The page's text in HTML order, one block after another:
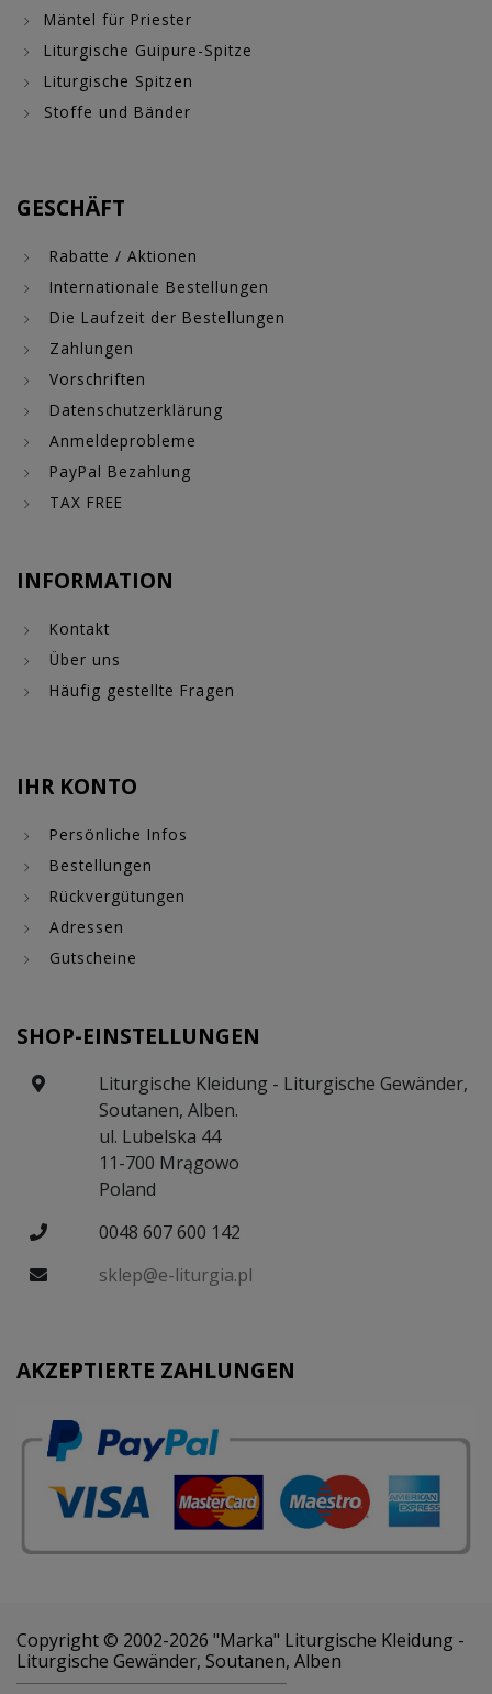
Mäntel für Priester
Liturgische Guipure-Spitze
Liturgische Spitzen
Stoffe und Bänder
GESCHÄFT
Rabatte / Aktionen
Internationale Bestellungen
Die Laufzeit der Bestellungen
Zahlungen
Vorschriften
Datenschutzerklärung
Anmeldeprobleme
PayPal Bezahlung
TAX FREE
INFORMATION
Kontakt
Über uns
Häufig gestellte Fragen
IHR KONTO
Persönliche Infos
Bestellungen
Rückvergütungen
Adressen
Gutscheine
SHOP-EINSTELLUNGEN
Liturgische Kleidung - Liturgische Gewänder,
Soutanen, Alben.
ul. Lubelska 44
11-700 Mrągowo
Poland
0048 607 600 142
sklep@e-liturgia.pl
AKZEPTIERTE ZAHLUNGEN
Copyright © 2002-2026 "Marka" Liturgische Kleidung -
Liturgische Gewänder, Soutanen, Alben